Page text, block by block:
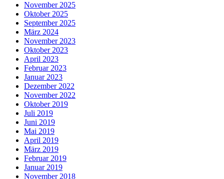
November 2025
Oktober 2025
September 2025
März 2024
November 2023
Oktober 2023
April 2023
Februar 2023
Januar 2023
Dezember 2022
November 2022
Oktober 2019
Juli 2019
Juni 2019
Mai 2019
April 2019
März 2019
Februar 2019
Januar 2019
November 2018